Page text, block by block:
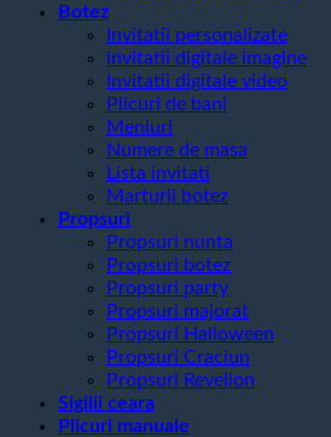
Botez
Invitatii personalizate
invitatii digitale imagine
Invitatii digitale video
Plicuri de bani
Meniuri
Numere de masa
Lista invitati
Marturii botez
Propsuri
Propsuri nunta
Propsuri botez
Propsuri party
Propsuri majorat
Propsuri Halloween
Propsuri Craciun
Propsuri Revelion
Sigilii ceara
Plicuri manuale